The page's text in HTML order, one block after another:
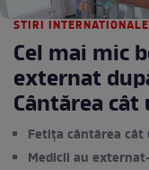
STIRI INTERNATIONALE
Cel mai mic
externat
Cântărea
Fetița cântărea
Medicii au